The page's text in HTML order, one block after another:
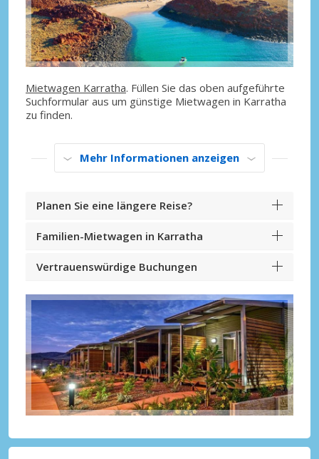
Mietwagen Karratha. Füllen Sie das oben aufgeführte
Suchformular aus um günstige Mietwagen in Karratha
zu finden.
Mehr Informationen anzeigen
Planen Sie eine längere Reise?
Familien-Mietwagen in Karratha
Vertrauenswürdige Buchungen